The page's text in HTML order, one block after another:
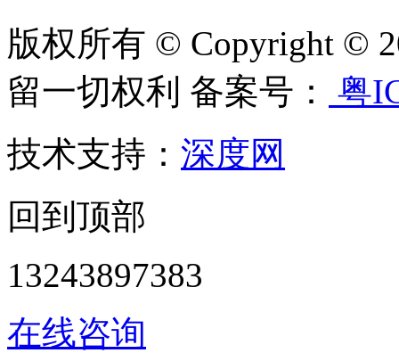
版权所有 © Copyright ©
留一切权利 备案号：
粤
技术支持： 深度网
回到顶部
13243897383
在线咨询